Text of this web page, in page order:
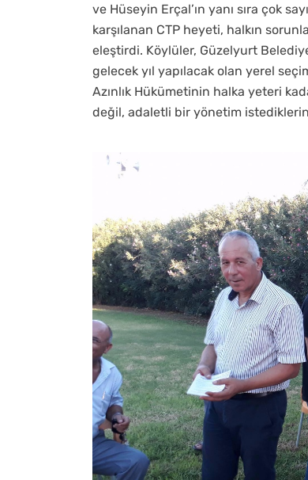
ve Hüseyin Erçal’ın yanı sıra çok
karşılanan CTP heyeti, halkın
eleştirdi. Köylüler, Güzelyurt
gelecek yıl yapılacak olan yerel
Azınlık Hükümetinin halka yeteri
değil, adaletli bir yönetim